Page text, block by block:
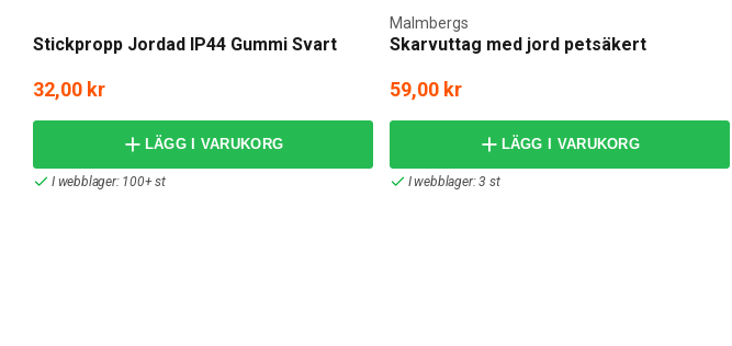
Stickpropp Jordad IP44 Gummi Svart
32,00 kr
LÄGG I VARUKORG
I webblager: 100+ st
Skarvuttag med jord petsäkert
Malmbergs
59,00 kr
LÄGG I VARUKORG
I webblager: 3 st